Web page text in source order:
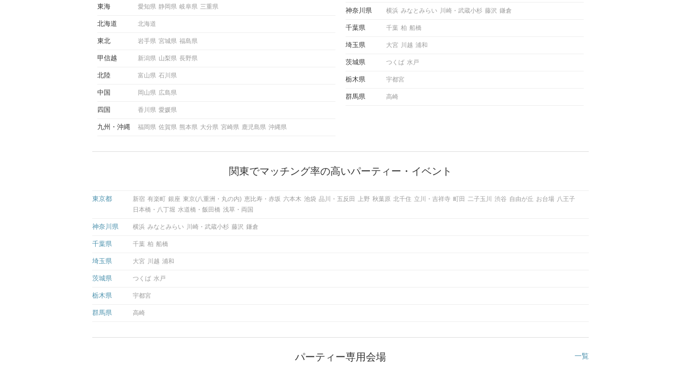
ような行動に繋げるべきかをご紹介
東海 愛知県 静岡県 岐阜県 三重県
北海道 北海道
東北 岩手県 宮城県 福島県
甲信越 新潟県 山梨県 長野県
北陸 富山県 石川県
中国 岡山県 広島県
四国 香川県 愛媛県
九州 沖縄 福岡県 佐賀県 熊本県 大分県 宮崎県 鹿児島県 沖縄県
神奈川県 横浜 みなとみらい 川崎・武蔵小杉 藤沢 鎌倉
千葉県 千葉 柏 船橋
埼玉県 大宮 川越 浦和
茨城県 つくば 水戸
栃木県 宇都宮
群馬県 高崎
関東でマッチング率の高いパーティー・イベント
東京都 新宿 有楽町 銀座 東京(八重洲・丸の内) 恵比寿・赤坂 六本木 池袋 品川・五反田 上野 秋葉原 北千住 立川・吉祥寺 町田 二子玉川 渋谷 自由が丘 お台場 八王子
日本橋・八丁堀 水道橋・飯田橋 浅草・両国
神奈川県 横浜 みなとみらい 川崎・武蔵小杉 藤沢 鎌倉
千葉県 千葉 柏 船橋
埼玉県 大宮 川越 浦和
茨城県 つくば 水戸
栃木県 宇都宮
群馬県 高崎
パーティー専用会場 一覧